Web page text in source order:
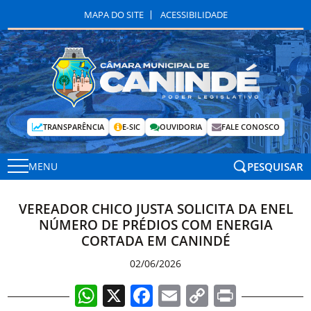
MAPA DO SITE ACESSIBILIDADE
TRANSPARÊNCIA E-SIC OUVIDORIA FALE CONOSCO
MENU PESQUISAR
VEREADOR CHICO JUSTA SOLICITA DA ENEL
NÚMERO DE PRÉDIOS COM ENERGIA
CORTADA EM CANINDÉ
02/06/2026
WhatsApp
X Facebook
EmailCopyPrint